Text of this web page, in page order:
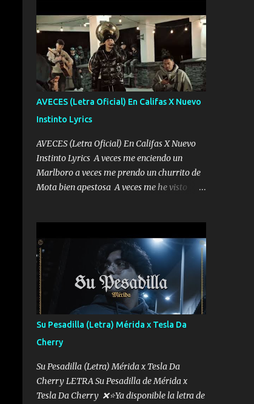
AVECES (Letra Oficial) En Califas X Nuevo
Instinto Lyrics
AVECES (Letra Oficial) En Califas X Nuevo
Instinto Lyrics A veces me enciendo un
Marlboro a veces me prendo un churrito de
Mota bien apestosa A veces me he visto
me mandó yo tengo el control a todos yo les
paro el dedo soy hocicon un malcriado un
malandrón Que Les importa no saben nada
falsas las risas las que me miran hay gente
corriente no quieren verte subir de level
trucha mis plebes Música A veces me pongo
un sombrero a veces me ven la cachucha de
lado con la mirada siempre en alto A veces
me fajó una super o a veces me fajó una
Glock siempre armado todas las
generaciones yo traigo El chiste es que hago
Su Pesadilla (Letra) Mérida x Tesla Da
Cherry
Su Pesadilla (Letra) Mérida x Tesla Da
Cherry LETRA Su Pesadilla de Mérida x
Tesla Da Cherry ❌⭐Ya disponible la letra de